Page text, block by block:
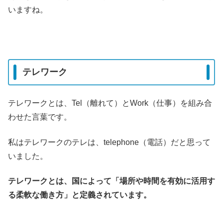
いますね。
テレワーク
テレワークとは、Tel（離れて）とWork（仕事）を組み合
わせた言葉です。
私はテレワークのテレは、telephone（電話）だと思って
いました。
テレワークとは、国によって「場所や時間を有効に活用す
る柔軟な働き方」と定義されています。